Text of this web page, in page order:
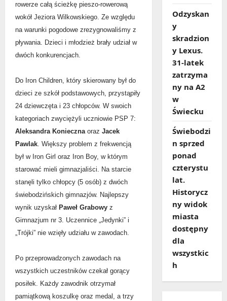
rowerze całą ścieżkę pieszo-rowerową
wokół Jeziora Wilkowskiego. Ze względu
na warunki pogodowe zrezygnowaliśmy z
pływania. Dzieci i młodzież brały udział w
dwóch konkurencjach.
Do Iron Children, który skierowany był do
dzieci ze szkół podstawowych, przystąpiły
24 dziewczęta i 23 chłopców. W swoich
kategoriach zwyciężyli uczniowie PSP 7:
Aleksandra Koniecznaoraz Jacek
Pawlak. Większy problem z frekwencją
był w Iron Girl oraz Iron Boy, w którym
starować mieli gimnazjaliści. Na starcie
stanęli tylko chłopcy (5 osób) z dwóch
świebodzińskich gimnazjów. Najlepszy
wynik uzyskał Paweł Grabowy z
Gimnazjum nr 3. Uczennice „Jedynki” i
„Trójki” nie wzięły udziału w zawodach.
Po przeprowadzonych zawodach na
wszystkich uczestników czekał gorący
posiłek. Każdy zawodnik otrzymał
pamiątkową koszulkę oraz medal, a trzy
Odzyskan
y
skradzion
y Lexus.
31‑latek
zatrzyma
ny na A2
w
Świecku
Świebodzi
n sprzed
ponad
czterystu
lat.
Historycz
ny widok
miasta
dostępny
dla
wszystkic
h